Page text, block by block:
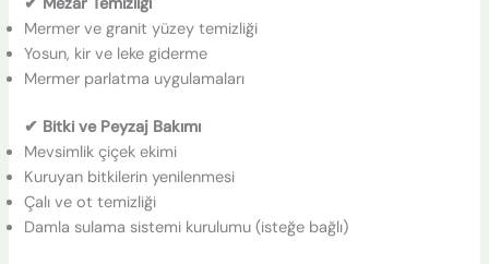
Mermer ve granit yüzey temizliği
Yosun, kir ve leke giderme
Mermer parlatma uygulamaları
✔ Bitki ve Peyzaj Bakımı
Mevsimlik çiçek ekimi
Kuruyan bitkilerin yenilenmesi
Çalı ve ot temizliği
Damla sulama sistemi kurulumu (isteğe bağlı)